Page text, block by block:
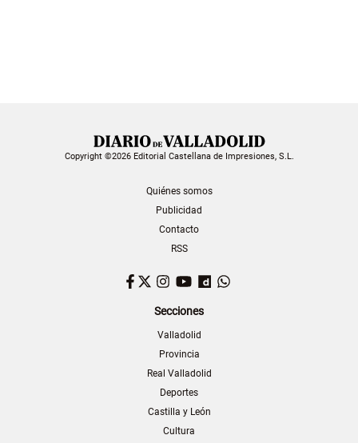
Copyright ©2026 Editorial Castellana de Impresiones, S.L.
Quiénes somos
Publicidad
Contacto
RSS
Facebook
TwitterInstagram
YouTubeDailymotion
Secciones
Valladolid
Provincia
Real Valladolid
Deportes
Castilla y León
Cultura